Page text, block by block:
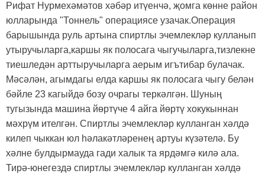
Рифат Нурмехәмәтов хәбәр итүенчә, җомга көнне район
юлларында "Тоннель" операциясе узачак.Операция
барышында руль артына спиртлы эчемлекләр кулланып
утыручыларга,каршы як полосага чыгучыларга,тизлекне
тиешледән арттыручыларга аерым игътибар булачак.
Мәсәлән, агымдагы елда каршы як полосага чыгу белән
бәйле 23 кагыйдә бозу очрагы теркәлгән. Шуның
тугызында машина йөртүче 4 айга йөртү хокукыннан
мәхрүм ителгән. Спиртлы эчемлекләр кулланган хәлдә
килеп чыккан юл һәлакәтләренең артуы күзәтелә. Бу
хәлне булдырмауда гади халык та ярдәмгә килә ала.
Тирә-юнегездә спиртлы эчемлекләр кулланган хәлдә